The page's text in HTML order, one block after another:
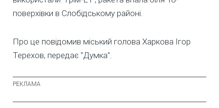
поверхівки в Слобідському районі.
Про це повідомив міський голова Харкова Ігор
Терехов, передає "Думка".